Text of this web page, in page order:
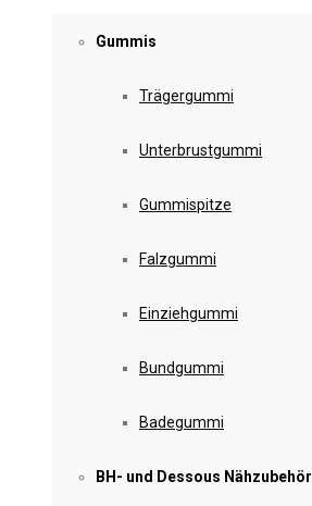
Gummis
Trägergummi
Unterbrustgummi
Gummispitze
Falzgummi
Einziehgummi
Bundgummi
Badegummi
BH- und Dessous Nähzubehör